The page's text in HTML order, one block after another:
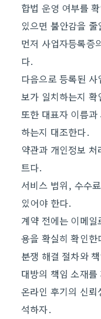
합법 운영 여부를
있으면 불안감을
먼저 사업자등록증
다.
다음으로 등록된
보가 일치하는지 확
또한 대표자 이름
하는지 대조한다.
약관과 개인정보
트다.
서비스 범위, 수수
있어야 한다.
계약 전에는 이메
용을 확실히 확인한
분쟁 해결 절차와
대방의 책임 소재
온라인 후기의 신
석하자.